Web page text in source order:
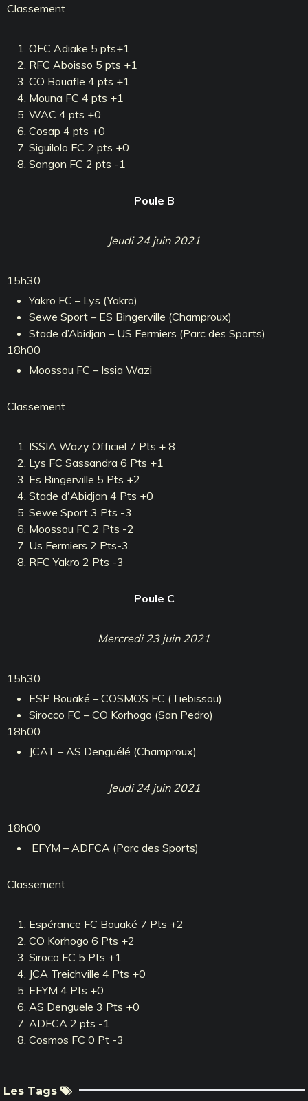
Classement
OFC Adiake 5 pts+1
RFC Aboisso 5 pts +1
CO Bouafle 4 pts +1
Mouna FC 4 pts +1
WAC 4 pts +0
Cosap 4 pts +0
Siguilolo FC 2 pts +0
Songon FC 2 pts -1
Poule B
Jeudi 24 juin 2021
15h30
Yakro FC – Lys (Yakro)
Sewe Sport – ES Bingerville (Champroux)
Stade d’Abidjan – US Fermiers (Parc des Sports)
18h00
Moossou FC – Issia Wazi
Classement
ISSIA Wazy Officiel 7 Pts + 8
Lys FC Sassandra 6 Pts +1
Es Bingerville 5 Pts +2
Stade d'Abidjan 4 Pts +0
Sewe Sport 3 Pts -3
Moossou FC 2 Pts -2
Us Fermiers 2 Pts-3
RFC Yakro 2 Pts -3
Poule C
Mercredi 23 juin 2021
15h30
ESP Bouaké – COSMOS FC (Tiebissou)
Sirocco FC – CO Korhogo (San Pedro)
18h00
JCAT – AS Denguélé (Champroux)
Jeudi 24 juin 2021
18h00
EFYM – ADFCA (Parc des Sports)
Classement
Espérance FC Bouaké 7 Pts +2
CO Korhogo 6 Pts +2
Siroco FC 5 Pts +1
JCA Treichville 4 Pts +0
EFYM 4 Pts +0
AS Denguele 3 Pts +0
ADFCA 2 pts -1
Cosmos FC 0 Pt -3
Les Tags